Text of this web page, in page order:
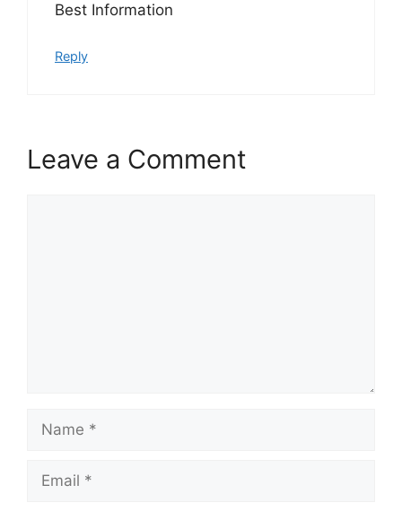
Best Information
Reply
Leave a Comment
Name
Email